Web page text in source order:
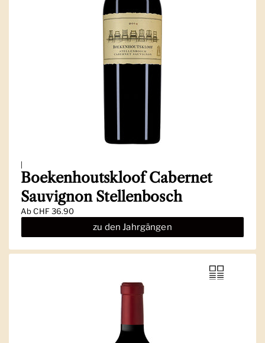
|
Boekenhoutskloof Cabernet
Sauvignon Stellenbosch
AbCHF 36.90
zu den Jahrgängen